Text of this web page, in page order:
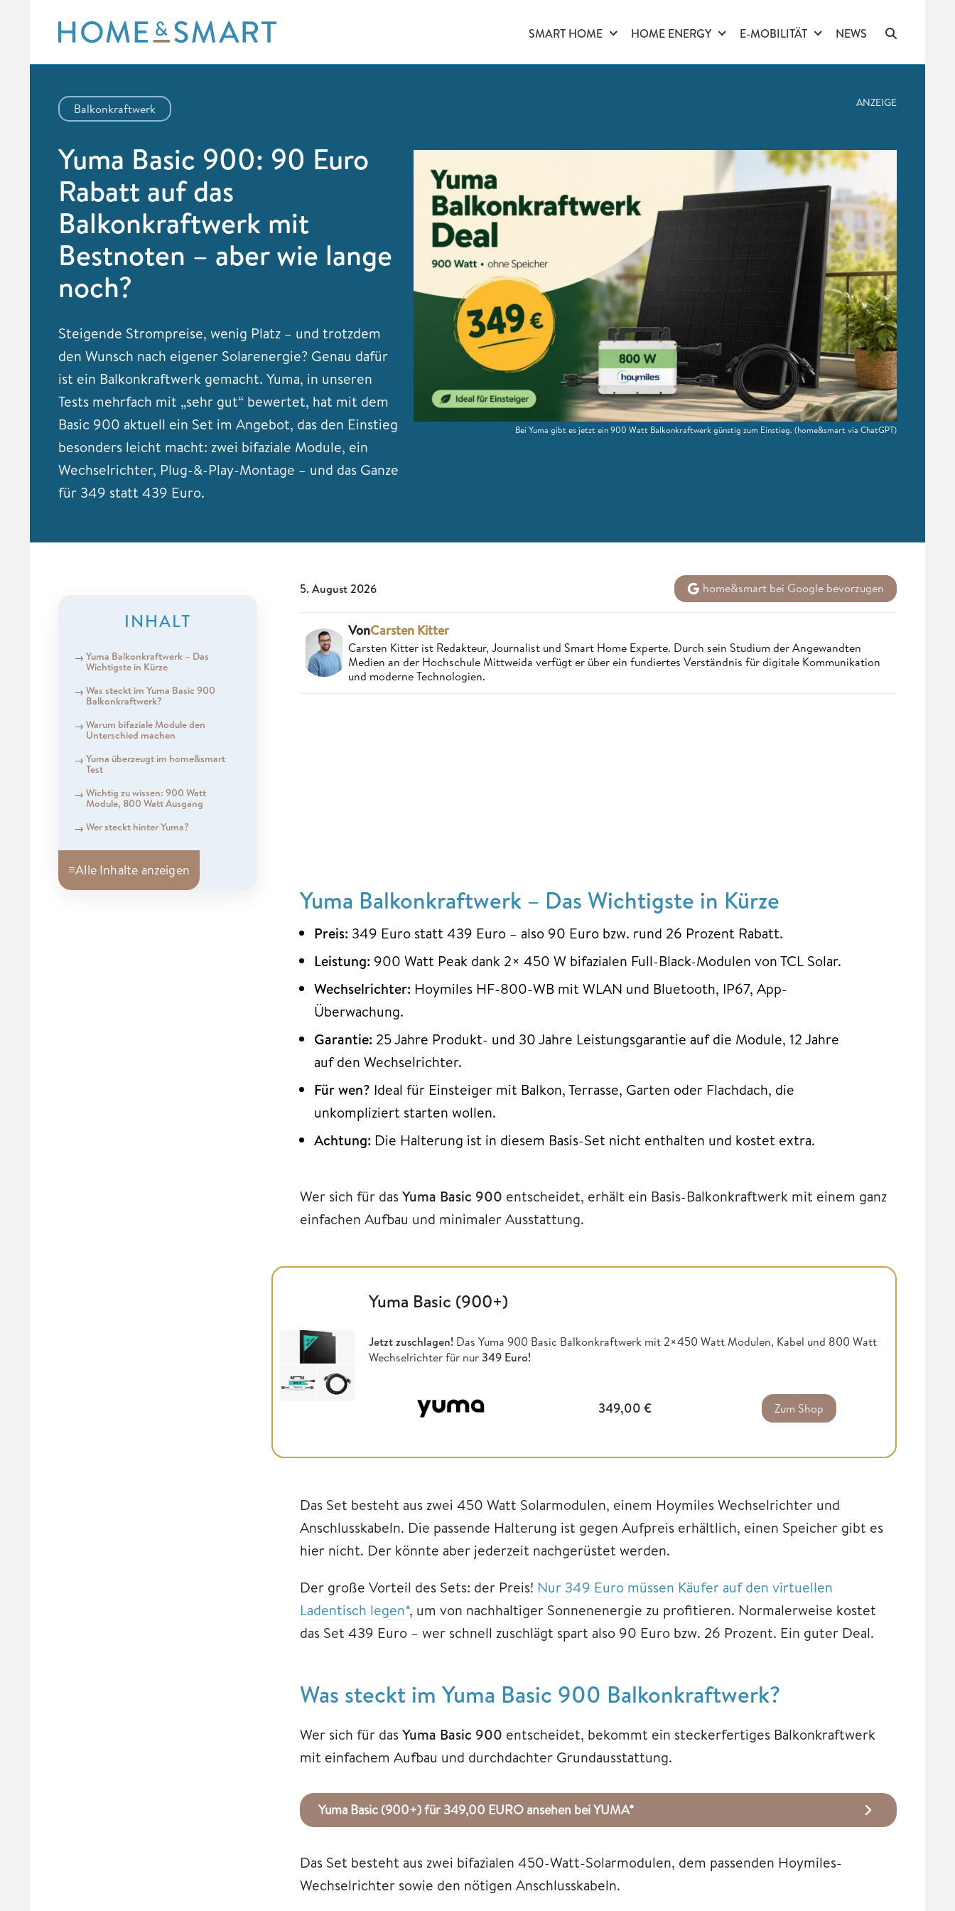
content
SMART HOME HOME ENERGY E-MOBILITÄT NEWS
Balkonkraftwerk ANZEIGE
Yuma Basic 900: 90 Euro
Rabatt auf das
Balkonkraftwerk mit
Bestnoten – aber wie lange
noch?
Steigende Strompreise, wenig Platz – und trotzdem
den Wunsch nach eigener Solarenergie? Genau dafür
ist ein Balkonkraftwerk gemacht. Yuma, in unseren
Tests mehrfach mit „sehr gut“ bewertet, hat mit dem
Basic 900 aktuell ein Set im Angebot, das den Einstieg
besonders leicht macht: zwei bifaziale Module, ein
Wechselrichter, Plug-&-Play-Montage – und das Ganze
für 349 statt 439 Euro.
Bei Yuma gibt es jetzt ein 900 Watt Balkonkraftwerk günstig zum Einstieg.(home&smart via ChatGPT)
INHALT
Yuma Balkonkraftwerk – Das
Wichtigste in Kürze
Was steckt im Yuma Basic 900
Balkonkraftwerk?
Warum bifaziale Module den
Unterschied machen
Yuma überzeugt im home&smart
Test
Wichtig zu wissen: 900 Watt
Module, 800 Watt Ausgang
Wer steckt hinter Yuma?
≡Alle Inhalte anzeigen
5. August 2026 home&smart bei Google bevorzugen
VonCarsten Kitter
Carsten Kitter ist Redakteur, Journalist und Smart Home Experte. Durch sein Studium der Angewandten
Medien an der Hochschule Mittweida verfügt er über ein fundiertes Verständnis für digitale Kommunikation
und moderne Technologien.
Yuma Balkonkraftwerk – Das Wichtigste in Kürze
Preis: 349 Euro statt 439 Euro – also 90 Euro bzw. rund 26 Prozent Rabatt.
Leistung: 900 Watt Peak dank 2× 450 W bifazialen Full-Black-Modulen von TCL Solar.
Wechselrichter: Hoymiles HF-800-WB mit WLAN und Bluetooth, IP67, App-
Überwachung.
Garantie: 25 Jahre Produkt- und 30 Jahre Leistungsgarantie auf die Module, 12 Jahre
auf den Wechselrichter.
Für wen? Ideal für Einsteiger mit Balkon, Terrasse, Garten oder Flachdach, die
unkompliziert starten wollen.
Achtung: Die Halterung ist in diesem Basis-Set nicht enthalten und kostet extra.
Wer sich für dasYuma Basic 900 entscheidet, erhält ein Basis-Balkonkraftwerk mit einem ganz
einfachen Aufbau und minimaler Ausstattung.
Yuma Basic (900+)
Jetzt zuschlagen! Das Yuma 900 Basic Balkonkraftwerk mit 2×450 Watt Modulen, Kabel und 800 Watt
Wechselrichter für nur 349 Euro!
349,00 € Zum Shop
Das Set besteht aus zwei 450 Watt Solarmodulen, einem Hoymiles Wechselrichter und
Anschlusskabeln. Die passende Halterung ist gegen Aufpreis erhältlich, einen Speicher gibt es
hier nicht. Der könnte aber jederzeit nachgerüstet werden.
Der große Vorteil des Sets: der Preis! Nur 349 Euro müssen Käufer auf den virtuellen
Ladentisch legen*, um von nachhaltiger Sonnenenergie zu profitieren. Normalerweise kostet
das Set 439 Euro – wer schnell zuschlägt spart also 90 Euro bzw. 26 Prozent. Ein guter Deal.
Was steckt im Yuma Basic 900 Balkonkraftwerk?
Wer sich für dasYuma Basic 900 entscheidet, bekommt ein steckerfertiges Balkonkraftwerk
mit einfachem Aufbau und durchdachter Grundausstattung.
Yuma Basic (900+) für 349,00 EURO ansehen bei YUMA*
Das Set besteht aus zwei bifazialen 450-Watt-Solarmodulen, dem passenden Hoymiles-
Wechselrichter sowie den nötigen Anschlusskabeln.